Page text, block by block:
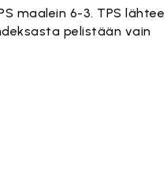
maalein 6-3. TPS lähtee
pelistään vain